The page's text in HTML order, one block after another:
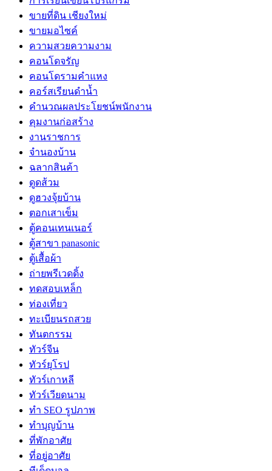
ขายที่ดิน เชียงใหม่
ขายมอไซค์
ความสวยความงาม
คอนโดจรัญ
คอนโดรามคำแหง
คอร์สเรียนดำน้ำ
คำนวณผลประโยชน์พนักงาน
คุมงานก่อสร้าง
งานราชการ
จำนองบ้าน
ฉลากสินค้า
ดูดส้วม
ดูฮวงจุ้ยบ้าน
ตอกเสาเข็ม
ตู้คอนเทนเนอร์
ตู้สาขา panasonic
ตู้เสื้อผ้า
ถ่ายพรีเวดดิ้ง
ทดสอบเหล็ก
ท่องเที่ยว
ทะเบียนรถสวย
ทันตกรรม
ทัวร์จีน
ทัวร์ยุโรป
ทัวร์เกาหลี
ทัวร์เวียดนาม
ทำ SEO รูปภาพ
ทำบุญบ้าน
ที่พักอาศัย
ที่อยู่อาศัย